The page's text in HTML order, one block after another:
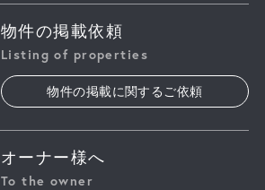
物件の掲載依頼
Listing of properties
物件の掲載に関するご依頼
オーナー様へ
To the owner